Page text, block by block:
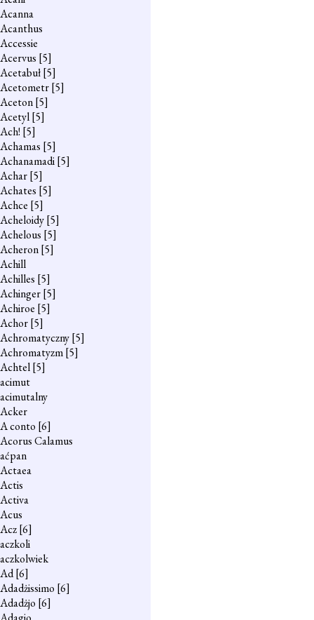
Acanna
Acanthus
Accessie
Acervus [5]
Acetabuł[5]
Acetometr[5]
Aceton[5]
Acetyl[5]
Ach! [5]
Achamas [5]
Achanamadi[5]
Achar[5]
Achates [5]
Achce [5]
Acheloidy[5]
Achelous [5]
Acheron[5]
Achill
Achilles [5]
Achinger[5]
Achiroe [5]
Achor[5]
Achromatyczny[5]
Achromatyzm[5]
Achtel[5]
acimut
acimutalny
Acker
A conto [6]
Acorus Calamus
aćpan
Actaea
Actis
Activa
Acus
Acz[6]
aczkoli
aczkolwiek
Ad[6]
Adadżissimo [6]
Adadżjo [6]